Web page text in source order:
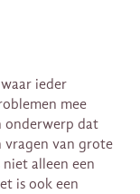
ieder
mee
onderwerp dat
vragen van grote
alleen een
is ook een